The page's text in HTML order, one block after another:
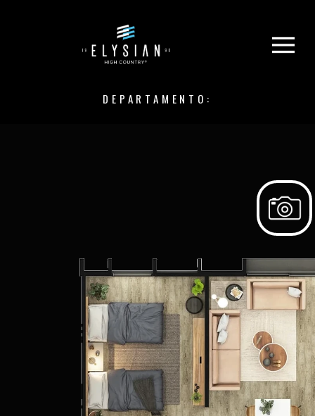
DEPARTAMENTO: